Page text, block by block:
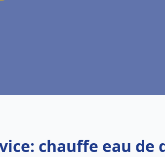
chauffe eau de